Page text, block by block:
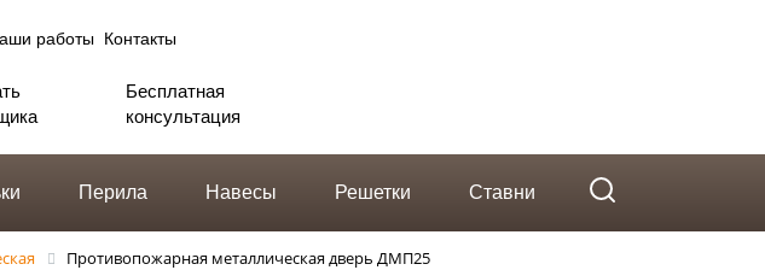
работы Контакты
Бесплатная
консультация
Перила Навесы Решетки Ставни
Противопожарная металлическая дверь ДМП25